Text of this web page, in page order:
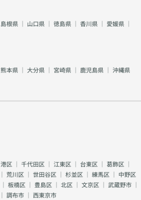
島根県 ｜ 山口県 ｜ 徳島県 ｜ 香川県 ｜ 愛媛県 ｜
熊本県 ｜ 大分県 ｜ 宮崎県 ｜ 鹿児島県 ｜ 沖縄県
港区 ｜ 千代田区 ｜ 江東区 ｜ 台東区 ｜ 葛飾区 ｜
｜ 荒川区 ｜ 世田谷区 ｜ 杉並区 ｜ 練馬区 ｜ 中野区
｜ 板橋区 ｜ 豊島区 ｜ 北区 ｜ 文京区 ｜ 武蔵野市 ｜
｜ 調布市 ｜ 西東京市